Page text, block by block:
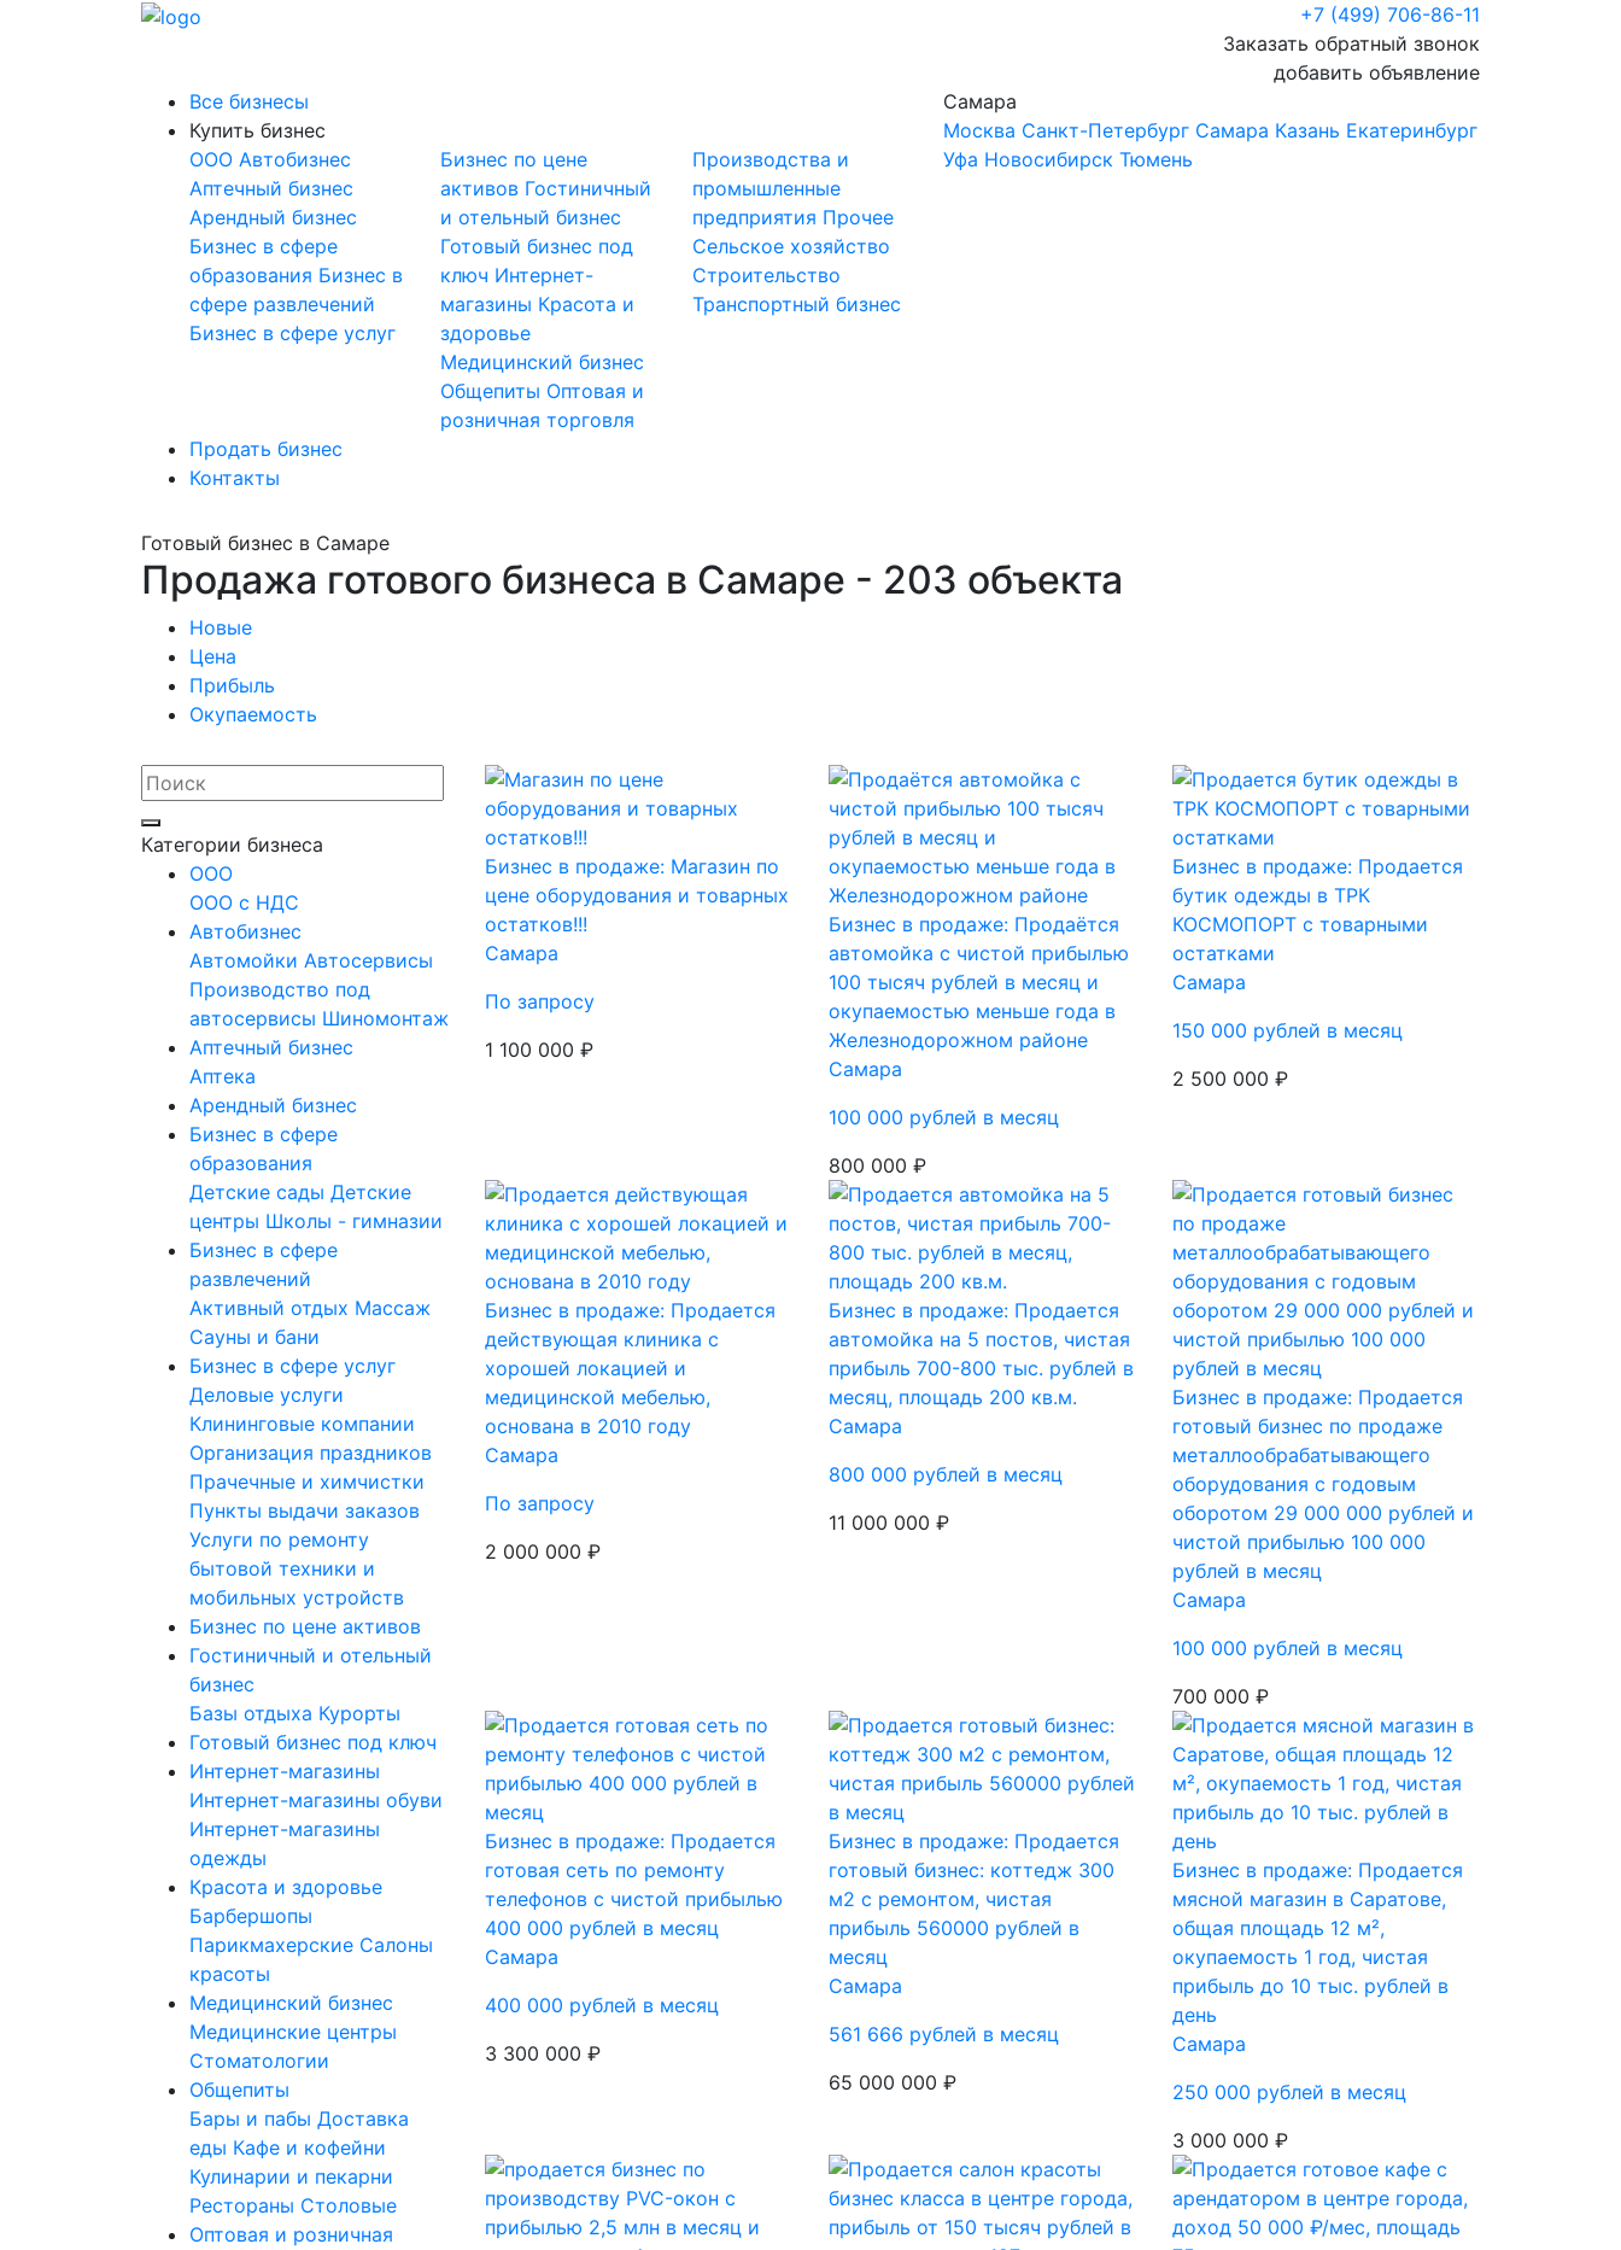
+7 (499) 706-86-11
Заказать обратный звонок
добавить объявление
Все бизнесы
Купить бизнес
OOO Автобизнес
Аптечный бизнес
Арендный бизнес
Бизнес в сфере
образования Бизнес в
сфере развлечений
Бизнес в сфере услуг
Бизнес по цене
активов Гостиничный
и отельный бизнес
Готовый бизнес под
ключ Интернет-
магазины Красота и
здоровье
Медицинский бизнес
Общепиты Оптовая и
розничная торговля
Производства и
промышленные
предприятия Прочее
Сельское хозяйство
Строительство
Транспортный бизнес
Продать бизнес
Контакты
Самара
Москва Санкт-Петербург Самара Казань Екатеринбург
Уфа Новосибирск Тюмень
Готовый бизнес в Самаре
Продажа готового бизнеса в Самаре - 203 объекта
Новые
Цена
Прибыль
Окупаемость
Категории бизнеса
OOO
ООО с НДС
Автобизнес
Автомойки Автосервисы
Производство под
автосервисы Шиномонтаж
Аптечный бизнес
Аптека
Арендный бизнес
Бизнес в сфере
образования
Детские сады Детские
центры Школы - гимназии
Бизнес в сфере
развлечений
Активный отдых Массаж
Сауны и бани
Бизнес в сфере услуг
Деловые услуги
Клининговые компании
Организация праздников
Прачечные и химчистки
Пункты выдачи заказов
Услуги по ремонту
бытовой техники и
мобильных устройств
Бизнес по цене активов
Гостиничный и отельный
бизнес
Базы отдыха Курорты
Готовый бизнес под ключ
Интернет-магазины
Интернет-магазины обуви
Интернет-магазины
одежды
Красота и здоровье
Барбершопы
Парикмахерские Салоны
красоты
Медицинский бизнес
Медицинские центры
Стоматологии
Общепиты
Бары и пабы Доставка
еды Кафе и кофейни
Кулинарии и пекарни
Рестораны Столовые
Оптовая и розничная
Бизнес в продаже: Магазин по
цене оборудования и товарных
остатков!!!
Самара
По запросу
1 100 000 ₽
Бизнес в продаже: Продаётся
автомойка с чистой прибылью
100 тысяч рублей в месяц и
окупаемостью меньше года в
Железнодорожном районе
Самара
100 000 рублей в месяц
800 000 ₽
Бизнес в продаже: Продается
бутик одежды в ТРК
КОСМОПОРТ с товарными
остатками
Самара
150 000 рублей в месяц
2 500 000 ₽
Бизнес в продаже: Продается
действующая клиника с
хорошей локацией и
медицинской мебелью,
основана в 2010 году
Самара
По запросу
2 000 000 ₽
Бизнес в продаже: Продается
автомойка на 5 постов, чистая
прибыль 700-800 тыс. рублей в
месяц, площадь 200 кв.м.
Самара
800 000 рублей в месяц
11 000 000 ₽
Бизнес в продаже: Продается
готовый бизнес по продаже
металлообрабатывающего
оборудования с годовым
оборотом 29 000 000 рублей и
чистой прибылью 100 000
рублей в месяц
Самара
100 000 рублей в месяц
700 000 ₽
Бизнес в продаже: Продается
готовая сеть по ремонту
телефонов с чистой прибылью
400 000 рублей в месяц
Самара
400 000 рублей в месяц
3 300 000 ₽
Бизнес в продаже: Продается
готовый бизнес: коттедж 300
м2 с ремонтом, чистая
прибыль 560000 рублей в
месяц
Самара
561 666 рублей в месяц
65 000 000 ₽
Бизнес в продаже: Продается
мясной магазин в Саратове,
общая площадь 12 м²,
окупаемость 1 год, чистая
прибыль до 10 тыс. рублей в
день
Самара
250 000 рублей в месяц
3 000 000 ₽